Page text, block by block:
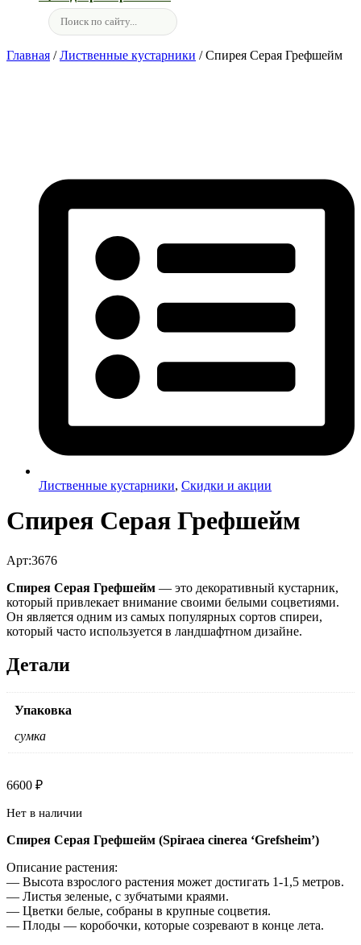
Главная /Лиственные кустарники / Спирея Серая Грефшейм
Лиственные кустарники, Скидки и акции
Спирея Серая Грефшейм
Арт:3676
Спирея Серая Грефшейм — это декоративный кустарник,
который привлекает внимание своими белыми соцветиями.
Он является одним из самых популярных сортов спиреи,
который часто используется в ландшафтном дизайне.
Детали
Упаковка
сумка
6600 ₽
Нет в наличии
Спирея Серая Грефшейм (Spiraea cinerea ‘Grefsheim’)
Описание растения:
— Высота взрослого растения может достигать 1-1,5 метров.
— Листья зеленые, с зубчатыми краями.
— Цветки белые, собраны в крупные соцветия.
— Плоды — коробочки, которые созревают в конце лета.